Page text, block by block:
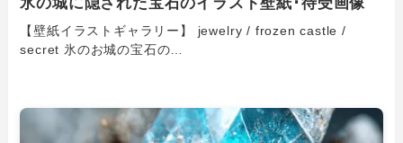
氷の城に隠された宝石のイラスト壁紙･待受画像
【壁紙イラストギャラリー】 jewelry / frozen castle /
secret 氷のお城の宝石の…